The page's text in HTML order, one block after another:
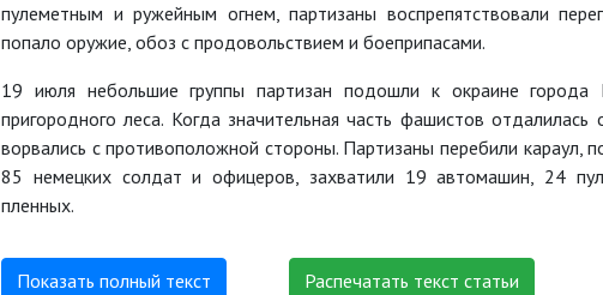
пулеметным и ружейным огнем, партизаны воспрепятствовали
попало оружие, обоз с продовольствием и боеприпасами.
19 июля небольшие группы партизан подошли к окраине
пригородного леса. Когда значительная часть фашистов
ворвались с противоположной стороны. Партизаны перебили караул,
85 немецких солдат и офицеров, захватили 19 автомашин, 24
пленных.
Показать полный текст Распечатать текст статьи